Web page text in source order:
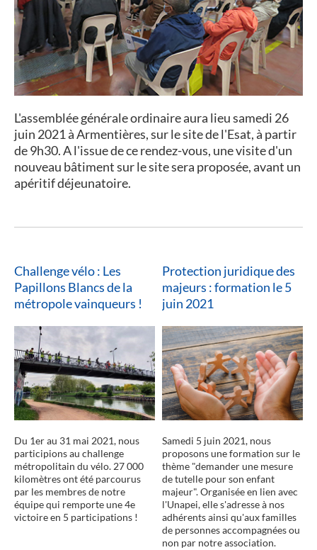
L'assemblée générale ordinaire aura lieu samedi 26
juin 2021 à Armentières, sur le site de l'Esat, à partir
de 9h30. A l'issue de ce rendez-vous, une visite d'un
nouveau bâtiment sur le site sera proposée, avant un
apéritif déjeunatoire.
Challenge vélo : Les
Papillons Blancs de la
métropole vainqueurs !
Du 1er au 31 mai 2021, nous
participions au challenge
métropolitain du vélo. 27 000
kilomètres ont été parcourus
par les membres de notre
équipe qui remporte une 4e
victoire en 5 participations !
Protection juridique des
majeurs : formation le 5
juin 2021
lire la suite
Samedi 5 juin 2021, nous
proposons une formation sur le
thème "demander une mesure
de tutelle pour son enfant
majeur". Organisée en lien avec
l'Unapei, elle s'adresse à nos
adhérents ainsi qu'aux familles
de personnes accompagnées ou
non par notre association.